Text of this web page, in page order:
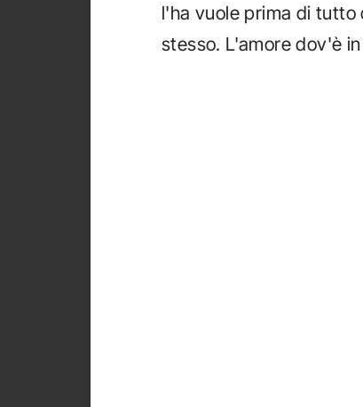
l'ha vuole prima di tutto
stesso. L'amore dov'è